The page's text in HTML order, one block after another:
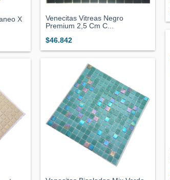
X
Venecitas Vitreas Negro
Premium 2,5 Cm C...
$46.842